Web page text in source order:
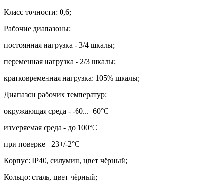
Класс точности: 0,6;
Рабочие диапазоны:
постоянная нагрузка - 3/4 шкалы;
переменная нагрузка - 2/3 шкалы;
кратковременная нагрузка: 105% шкалы;
Диапазон рабочих температур:
окружающая среда - -60...+60°С
измеряемая среда - до 100°С
при поверке +23+/-2°С
Корпус: IP40, силумин, цвет чёрный;
Кольцо: сталь, цвет чёрный;